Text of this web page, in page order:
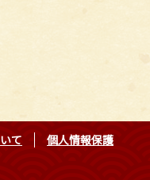
て
個人情報保護